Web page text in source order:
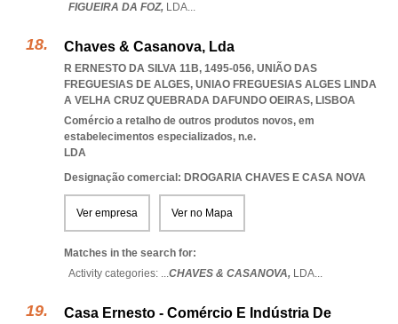
FIGUEIRA DA FOZ, LDA...
Chaves & Casanova, Lda
R ERNESTO DA SILVA 11B, 1495-056, UNIÃO DAS
FREGUESIAS DE ALGES, UNIAO FREGUESIAS ALGES LINDA
A VELHA CRUZ QUEBRADA DAFUNDO OEIRAS, LISBOA
Comércio a retalho de outros produtos novos, em
estabelecimentos especializados, n.e.
LDA
Designação comercial: DROGARIA CHAVES E CASA NOVA
Ver empresa Ver no Mapa
Matches in the search for:
Activity categories: ...CHAVES & CASANOVA, LDA...
Casa Ernesto - Comércio E Indústria De